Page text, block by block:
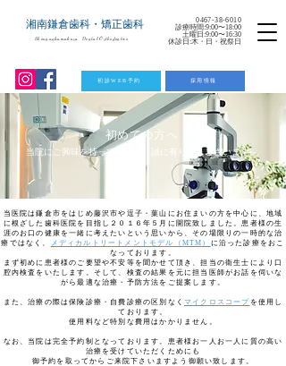
湘南鎌倉歯科・矯正歯科
Shounankamakura Dental Orthodontics
0467-38-6010
診療時間:9:00〜18:00
土曜日:9:00〜16:30
休診日:木・日・祝祭日
初診WEB予約 採用情報
初めての方へ
当院にご興味を持って下さり、誠に有り難うございます。
当医院は鎌倉市をはじめ藤沢市や逗子・葉山にお住まいの方を中心に、地域
に根ざした歯科医院を目指し２０１６年５月に開院致しました。患者様の生
涯のお口の健康を一緒に考えたいという思いから、その場限りの一時的な治
療ではなく、
メディカルトリートメントモデル（MTM） に沿った診療をおこ
なっております。
まず初めに患者様のご要望や不安等を聞かせて頂き、担当の衛生士により口
腔内検査をいたします。そして、検査の結果を元に担当医師がお話を伺いな
がら最適な治療・予防方法をご提案します。
また、治療の際は保険診療・自費診療の区別なく マイクロスコープ を使用し
ております。
使用料など特別な費用はかかりません。
​​なお、当院は完全予約制となっております。患者様お一人お一人に質の高い
治療を受けていただくためにも
御予約を取ってからご来院下さいますよう御願い致します。